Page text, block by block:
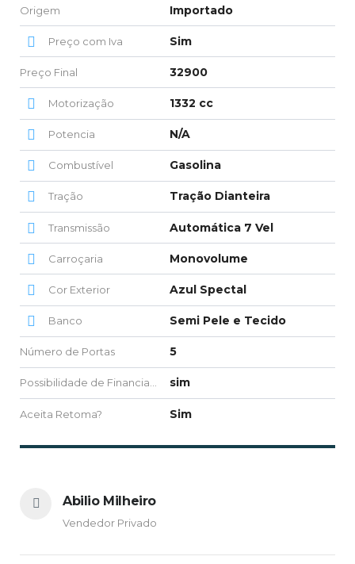
Origem Importado
Preço com Iva Sim
Preço Final 32900
Motorização 1332 cc
Potencia N/A
Combustível Gasolina
Tração Tração Dianteira
Transmissão Automática 7 Vel
Carroçaria Monovolume
Cor Exterior Azul Spectal
Banco Semi Pele e Tecido
Número de Portas 5
Possibilidade de Financiamento sim
Aceita Retoma? Sim
Abilio Milheiro
Vendedor Privado